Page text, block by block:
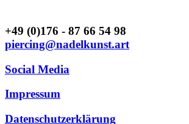
+49 (0)176 - 87 66 54 98
piercing@nadelkunst.art
Social Media
Impressum
Datenschutzerklärung